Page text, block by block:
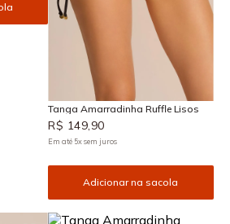
Tanga Amarradinha Ruffle Lisos
R$ 149,90
Em até 5xsem juros
Adicionar na sacola